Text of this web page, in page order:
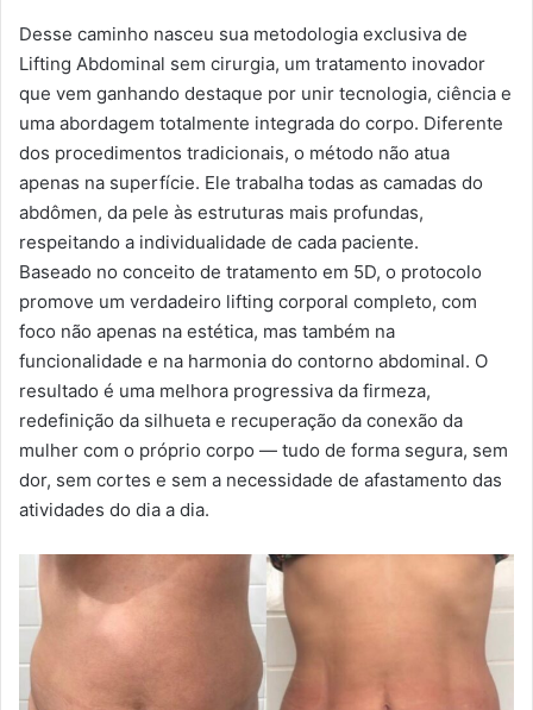
Desse caminho nasceu sua metodologia exclusiva de
Lifting Abdominal sem cirurgia, um tratamento inovador
que vem ganhando destaque por unir tecnologia, ciência e
uma abordagem totalmente integrada do corpo. Diferente
dos procedimentos tradicionais, o método não atua
apenas na superfície. Ele trabalha todas as camadas do
abdômen, da pele às estruturas mais profundas,
respeitando a individualidade de cada paciente.
Baseado no conceito de tratamento em 5D, o protocolo
promove um verdadeiro lifting corporal completo, com
foco não apenas na estética, mas também na
funcionalidade e na harmonia do contorno abdominal. O
resultado é uma melhora progressiva da firmeza,
redefinição da silhueta e recuperação da conexão da
mulher com o próprio corpo — tudo de forma segura, sem
dor, sem cortes e sem a necessidade de afastamento das
atividades do dia a dia.